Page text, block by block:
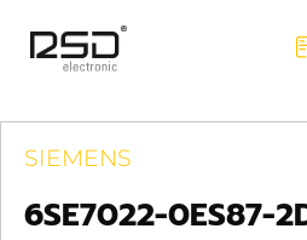
SIEMENS
6SE7022-0ES87-